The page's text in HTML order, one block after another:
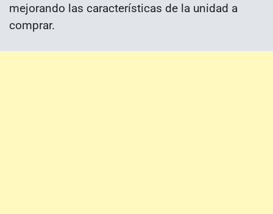
mejorando las características de la unidad a
comprar.